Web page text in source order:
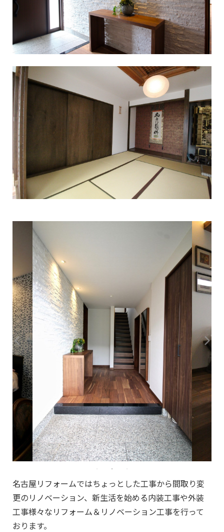
名古屋リフォームではちょっとした工事から間取り変
更のリノベーション、新生活を始める内装工事や外装
工事様々なリフォーム＆リノベーション工事を行って
おります。